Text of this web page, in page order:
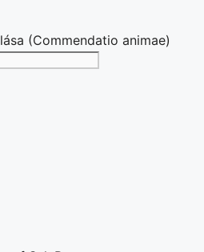
(Commendatio animae)